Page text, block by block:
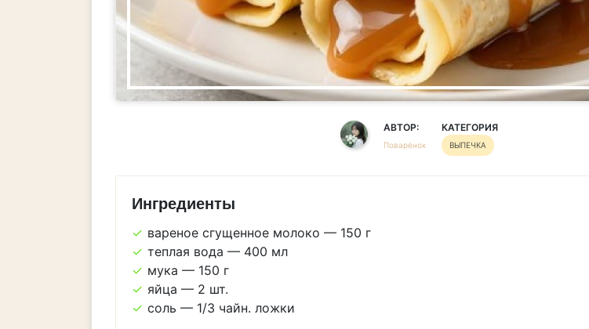
АВТОР:
Поварёнок
КАТЕГОРИЯ
ВЫПЕЧКА
Ингредиенты
вареное сгущенное молоко — 150 г
теплая вода — 400 мл
мука — 150 г
яйца — 2 шт.
соль — 1/3 чайн. ложки